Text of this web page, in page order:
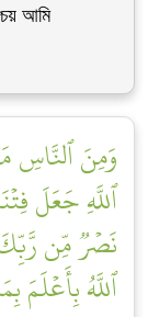
আমি
وَمِنَ ٱلنَّاسِ
ٱللَّهِ جَعَلَ
نَصۡرٞ مِّن
ٱللَّهُ بِأَعۡلَمَ